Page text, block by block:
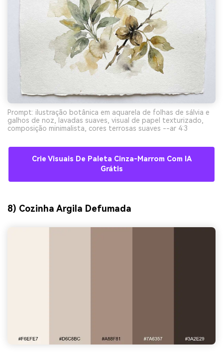
Prompt: ilustração botânica em aquarela de folhas de sálvia e
galhos de noz, lavadas suaves, visual de papel texturizado,
composição minimalista, cores terrosas suaves --ar 4:3
Crie Visuais De Paleta Cinza-Marrom Com IA
Grátis
8) Cozinha Argila Defumada